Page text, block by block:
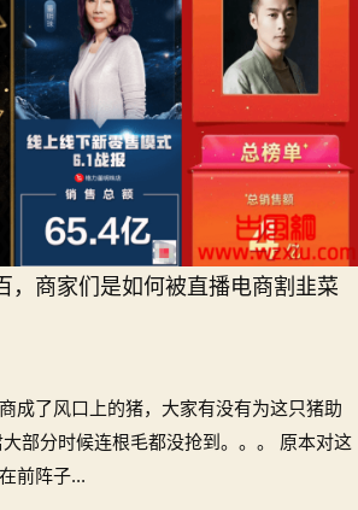
，商家们是如何被直播电商割韭菜
成了风口上的猪，大家有没有为这只猪助
部分时候连根毛都没抢到。。。 原本对这
前阵子...